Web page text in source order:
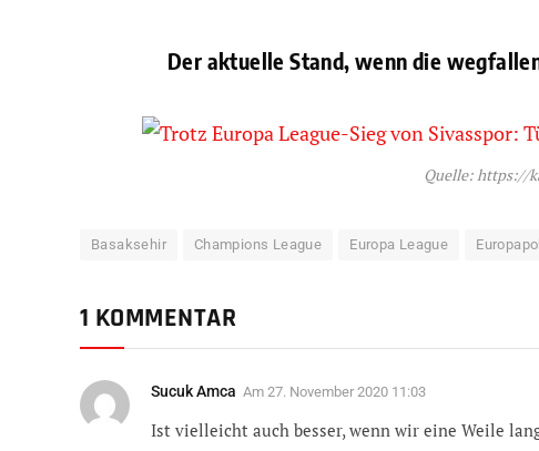
Der aktuelle Stand, wenn die
Quelle: https://
Basaksehir Champions League Europa League
1 KOMMENTAR
Sucuk Amca Am 27. November 2020 11:03
Ist vielleicht auch besser, wenn wir eine Weile